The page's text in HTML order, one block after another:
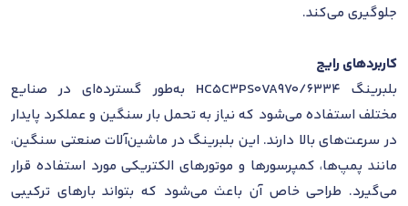
جلوگیری می‌کند.
کاربردهای رایج
بلبرینگ 6334/HC5C3PS0VA970 به‌طور گسترده‌ای در صنایع
مختلف استفاده می‌شود که نیاز به تحمل بار سنگین و عملکرد پایدار
در سرعت‌های بالا دارند. این بلبرینگ در ماشین‌آلات صنعتی سنگین،
مانند پمپ‌ها، کمپرسورها و موتورهای الکتریکی مورد استفاده قرار
می‌گیرد. طراحی خاص آن باعث می‌شود که بتواند بارهای ترکیبی